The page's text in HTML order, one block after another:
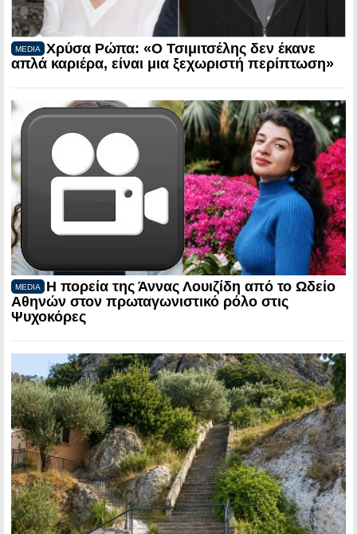
MEDIA
Χρύσα Ρώπα: «Ο Τσιμιτσέλης δεν έκανε
απλά καριέρα, είναι μια ξεχωριστή περίπτωση»
MEDIA
Η πορεία της Άννας Λουιζίδη από το Ωδείο
Αθηνών στον πρωταγωνιστικό ρόλο στις
Ψυχοκόρες